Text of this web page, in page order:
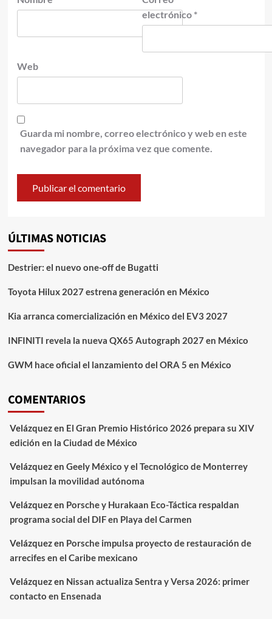
electrónico *
Web
Guarda mi nombre, correo electrónico y web en este
navegador para la próxima vez que comente.
ÚLTIMAS NOTICIAS
Destrier: el nuevo one-off de Bugatti
Toyota Hilux 2027 estrena generación en México
Kia arranca comercialización en México del EV3 2027
INFINITI revela la nueva QX65 Autograph 2027 en México
GWM hace oficial el lanzamiento del ORA 5 en México
COMENTARIOS
Velázquezen El Gran Premio Histórico 2026 prepara su XIV
edición en la Ciudad de México
Velázquezen Geely México y el Tecnológico de Monterrey
impulsan la movilidad autónoma
Velázquezen Porsche y Hurakaan Eco-Táctica respaldan
programa social del DIF en Playa del Carmen
Velázquezen Porsche impulsa proyecto de restauración de
arrecifes en el Caribe mexicano
Velázquezen Nissan actualiza Sentra y Versa 2026: primer
contacto en Ensenada